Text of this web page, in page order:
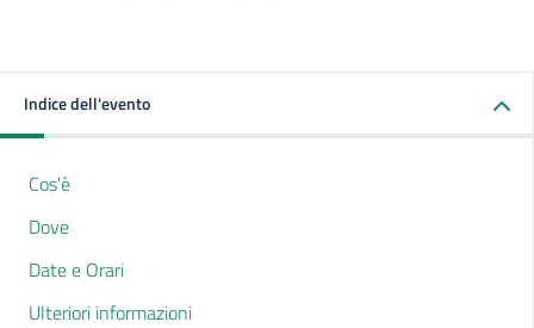
Indice dell'evento
Cos'è
Dove
Date e Orari
Ulteriori informazioni